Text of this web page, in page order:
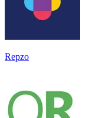
Repzo